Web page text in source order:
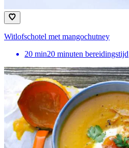
Witlofschotel met mangochutney
20 min20 minuten bereidingstijd